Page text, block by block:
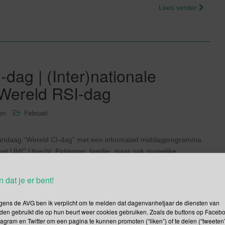
dat je er bent!
de AVG ben ik verplicht om te melden dat dagenvanhetjaar de diensten van
gebruikt die op hun beurt weer cookies gebruiken. Zoals de buttons op
en Twitter om een pagina te kunnen promoten (“liken”) of te delen
Lees verder
| (Inter)nationale
RSI-dag
Februari
“Wereld CI-dag” met een informatief middagprogramma
UMC Utrecht. Patiënten, familie, maar ook mogelijke
op deze 5e Wereld CI-dag samen in Utrecht. Wat is een